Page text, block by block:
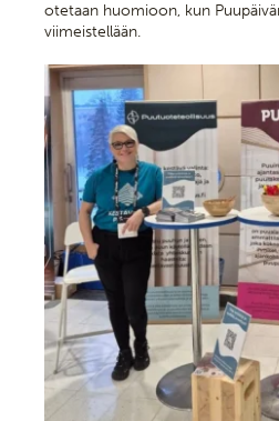
otetaan huomioon, kun
viimeistellään.